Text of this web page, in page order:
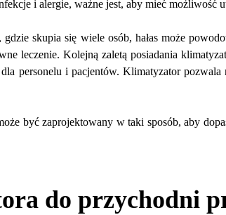
i alergie, ważne jest, aby mieć możliwość
skupia się wiele osób, hałas może
leczenie. Kolejną zaletą posiadania
personelu i pacjentów. Klimatyzator
być zaprojektowany w taki sposób, aby
do przychodni